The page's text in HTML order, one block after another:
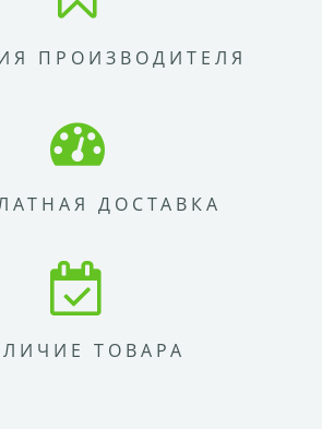
ПРОИЗВОДИТЕЛЯ
ДОСТАВКА
ТОВАРА